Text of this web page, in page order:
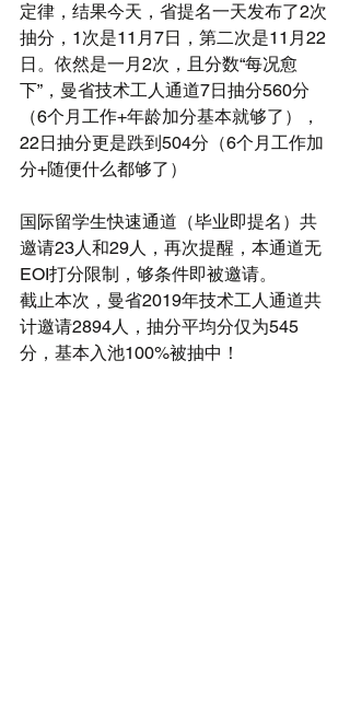
定律，结果今天，省提名一天发布了2次
抽分，1次是11月7日，第二次是11月22
日。依然是一月2次，且分数“每况愈
下”，曼省技术工人通道7日抽分560分
（6个月工作+年龄加分基本就够了），
22日抽分更是跌到504分（6个月工作加
分+随便什么都够了）
国际留学生快速通道（毕业即提名）共
邀请23人和29人，再次提醒，本通道无
EOI打分限制，够条件即被邀请。
截止本次，曼省2019年技术工人通道共
计邀请2894人，抽分平均分仅为545
分，基本入池100%被抽中！